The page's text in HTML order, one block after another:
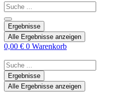
Search
...
Ergebnisse
Alle Ergebnisse anzeigen
0,00 € 0 Warenkorb
Search
...Ergebnisse
Alle Ergebnisse anzeigen